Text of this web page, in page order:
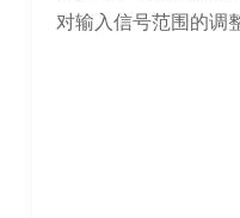
对输入信号范围的调